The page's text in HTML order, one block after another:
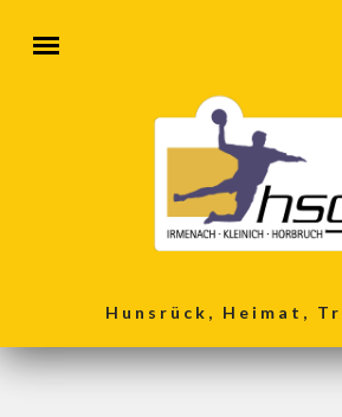
Hunsrück, Heimat,